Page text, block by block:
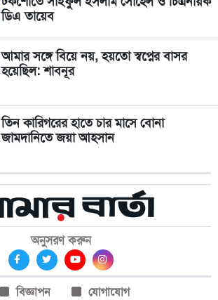
ডিএ তায়েব
আমার সঙ্গে বিয়ে নয়, হয়তো স্বপ্নের বাসর
হয়েছিল: শাবনূর
তিন কারিগরের হাতে চার মাসে বোনা
জামদানিতে জয়া আহসান
অনুসরণ করুন
বিজ্ঞাপন যোগাযোগ